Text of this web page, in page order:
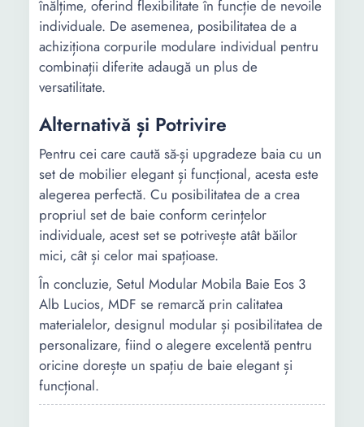
înălțime, oferind flexibilitate în funcție de nevoile
individuale. De asemenea, posibilitatea de a
achiziționa corpurile modulare individual pentru
combinații diferite adaugă un plus de
versatilitate.
Alternativă și Potrivire
Pentru cei care caută să-și upgradeze baia cu un
set de mobilier elegant și funcțional, acesta este
alegerea perfectă. Cu posibilitatea de a crea
propriul set de baie conform cerințelor
individuale, acest set se potrivește atât băilor
mici, cât și celor mai spațioase.
În concluzie, Setul Modular Mobila Baie Eos 3
Alb Lucios, MDF se remarcă prin calitatea
materialelor, designul modular și posibilitatea de
personalizare, fiind o alegere excelentă pentru
oricine dorește un spațiu de baie elegant și
funcțional.